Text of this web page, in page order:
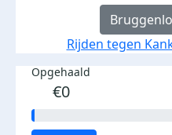
Rijden tegen
Opgehaald
€0